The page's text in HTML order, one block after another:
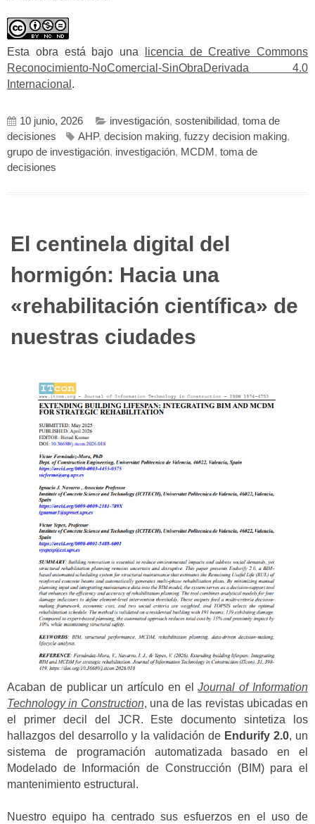
Esta obra está bajo una
licencia de Creative Commons
Reconocimiento-NoComercial-SinObraDerivada 4.0
Internacional .
10 junio, 2026 investigación, sostenibilidad, toma de
decisiones
AHP, decision making, fuzzy decision making,
grupo de investigación, investigación, MCDM , toma de
decisiones
El centinela digital del
hormigón: Hacia una
«rehabilitación científica» de
nuestras ciudades
Acaban de publicar un artículo en elJournal of Information
Technology in Construction, una de las revistas ubicadas en
el primer decil del JCR. Este documento sintetiza los
hallazgos del desarrollo y la validación de Endurify 2.0, un
sistema de programación automatizada basado en el
Modelado de Información de Construcción (BIM) para el
mantenimiento estructural.
Nuestro equipo ha centrado sus esfuerzos en el uso de